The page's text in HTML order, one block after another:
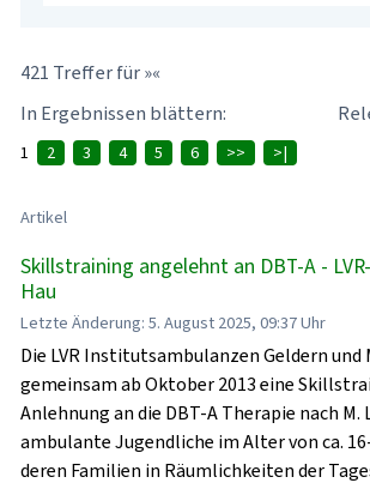
421 Treffer für »«
In Ergebnissen blättern:
1 2 3 4 5 6 >> >|
Artikel
Skillstraining angelehnt an DBT-A -
Hau
Letzte Änderung: 5. August 2025, 09:37 Uhr
Die LVR Institutsambulanzen Geldern und
gemeinsam ab Oktober 2013 eine
Anlehnung an die DBT-A Therapie nach M.
ambulante Jugendliche im Alter von ca.
deren Familien in Räumlichkeiten der